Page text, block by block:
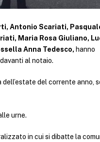
Antonio Scariati,
Maria Rosa Giuliano,
Anna Tedesco, hanno
al notaio.
dell’estate del corrente anno,
urne.
in cui si dibatte la